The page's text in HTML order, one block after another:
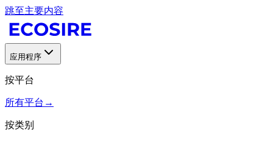
跳至主要内容
应用程序
按平台
所有平台 →
按类别